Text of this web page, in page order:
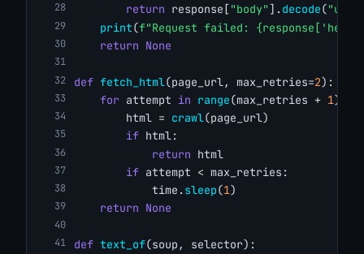
return response[ "body" ]. decode("utf-
print(f"Request failed:
return None
def fetch_html(page_url, max_retries=2):
for attempt in range(max_retries + 1):
        html =
crawl(page_url)
if html:
return html
if attempt < max_retries:
            time.
sleep(1)
return None
def text_of(soup, selector):